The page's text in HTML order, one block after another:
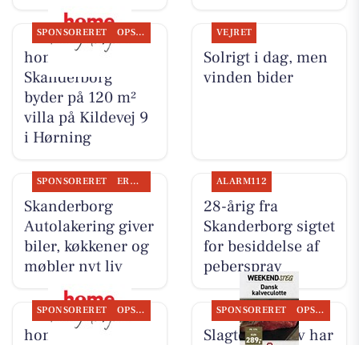
SPONSORERET OPSLAGSTAVLEN
home
Skanderborg
byder på 120 m²
villa på Kildevej 9
i Hørning
VEJRET
Solrigt i dag, men
vinden bider
SPONSORERET ERHVERV
Skanderborg
Autolakering giver
biler, køkkener og
møbler nyt liv
ALARM112
28-årig fra
Skanderborg sigtet
for besiddelse af
peberspray
SPONSORERET OPSLAGSTAVLEN
home
SPONSORERET OPSLAGSTAVLEN
Slagter Byskov har